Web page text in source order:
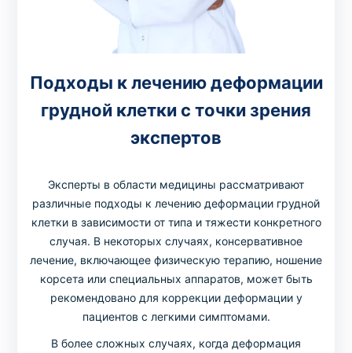
Подходы к лечению деформации
грудной клетки с точки зрения
экспертов
Эксперты в области медицины рассматривают
различные подходы к лечению деформации грудной
клетки в зависимости от типа и тяжести конкретного
случая. В некоторых случаях, консервативное
лечение, включающее физическую терапию, ношение
корсета или специальных аппаратов, может быть
рекомендовано для коррекции деформации у
пациентов с легкими симптомами.
В более сложных случаях, когда деформация